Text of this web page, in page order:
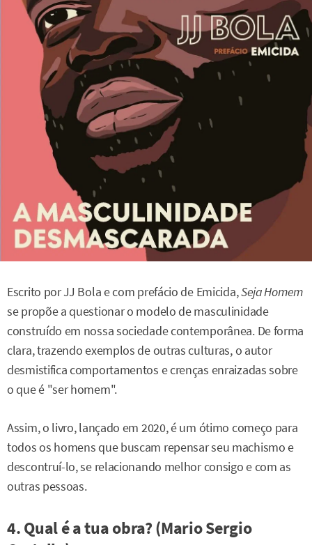
Escrito por JJ Bola e com prefácio de Emicida,Seja Homem
se propõe a questionar o modelo de masculinidade
construído em nossa sociedade contemporânea. De forma
clara, trazendo exemplos de outras culturas, o autor
desmistifica comportamentos e crenças enraizadas sobre
o que é "ser homem".
Assim, o livro, lançado em 2020, é um ótimo começo para
todos os homens que buscam repensar seu machismo e
descontruí-lo, se relacionando melhor consigo e com as
outras pessoas.
4. Qual é a tua obra? (Mario Sergio